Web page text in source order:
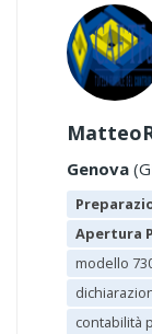
Genova
Apertura
modello
contabilità